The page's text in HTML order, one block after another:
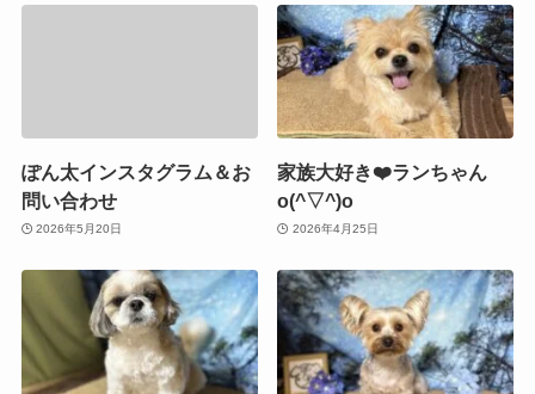
ぽん太インスタグラム＆お
問い合わせ
2026年5月20日
家族大好き❤️ランちゃん
o(^▽^)o
2026年4月25日